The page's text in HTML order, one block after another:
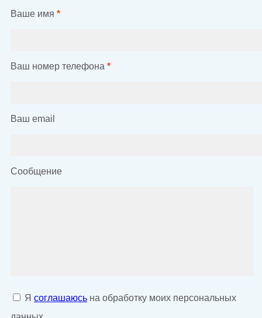
Ваше имя *
Ваш номер телефона *
Ваш email
Сообщение
Я соглашаюсь на обработку моих персональных